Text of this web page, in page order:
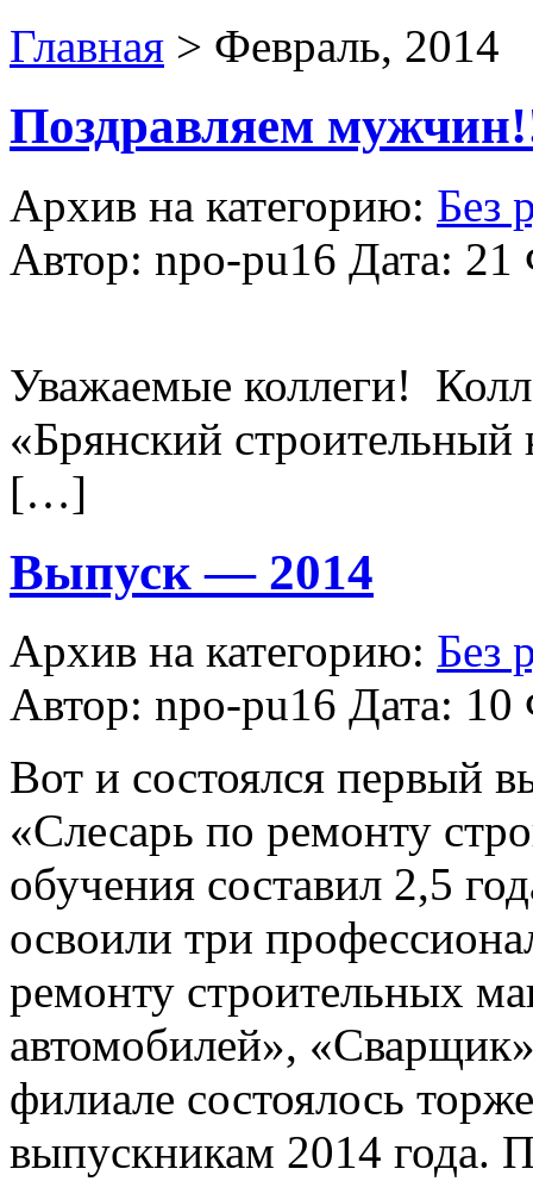
Главная > Февраль, 2014
Поздравляем
Архив на категорию: Без
Автор: npo-pu16 Дата:
Уважаемые коллеги!
«Брянский
[…]
Выпуск — 2014
Архив на категорию: Без
Автор: npo-pu16 Дата:
Вот и состоялся первый
«Слесарь по ремонту
обучения составил 2,5
освоили три
ремонту строительных
автомобилей»,
филиале состоялось
выпускникам 2014